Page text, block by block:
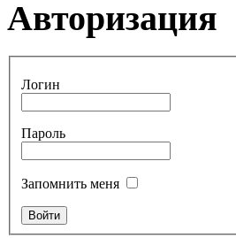
Авторизация
Логин
Пароль
Запомнить меня